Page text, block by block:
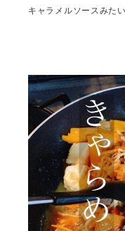
キャラメルソースみた